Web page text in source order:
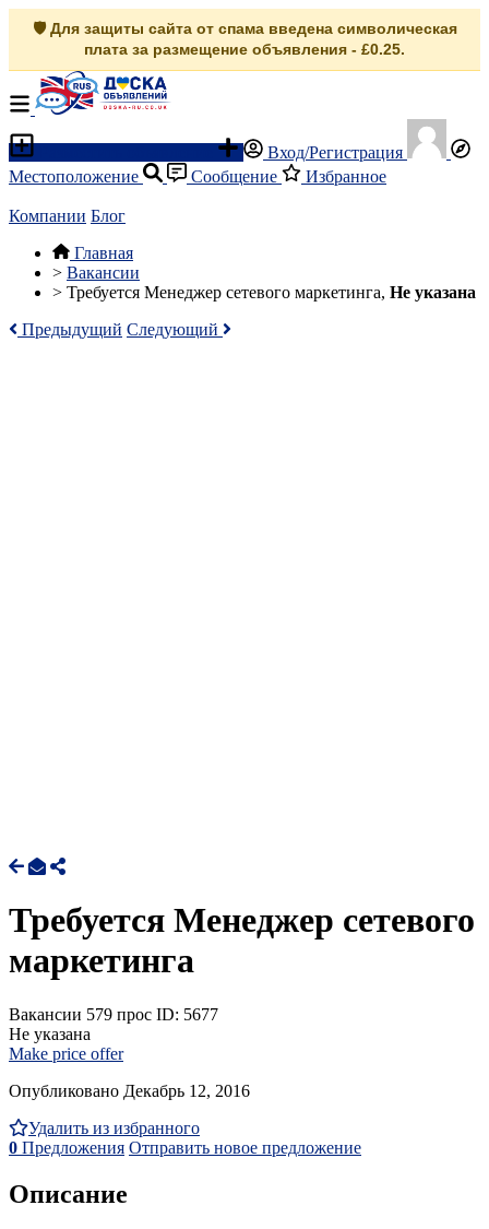
🛡️ Для защиты сайта от спама введена символическая
плата за размещение объявления - £0.25.
Вход/Регистрация
Местоположение
Сообщение Избранное
Компании Блог
Главная
> Вакансии
> Требуется Менеджер сетевого маркетинга, Не указана
Предыдущий Следующий
Требуется Менеджер сетевого
маркетинга
Вакансии 579 прос ID: 5677
Не указана
Make price offer
Опубликовано Декабрь 12, 2016
Удалить из избранного
0 Предложения Отправить новое предложение
Описание